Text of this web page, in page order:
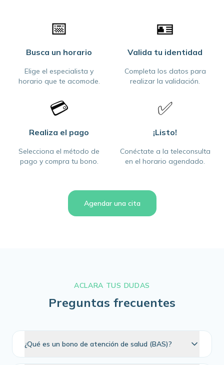
📅
Busca un horario
Elige el especialista y
horario que te acomode.
🪪
Valida tu identidad
Completa los datos para
realizar la validación.
💳
Realiza el pago
Selecciona el método de
pago y compra tu bono.
✅
¡Listo!
Conéctate a la teleconsulta
en el horario agendado.
Agendar una cita
ACLARA TUS DUDAS
Preguntas frecuentes
¿Qué es un bono de atención de salud (BAS)?